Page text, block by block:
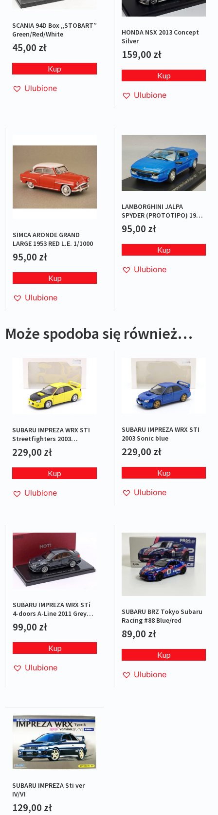
SCANIA 94D Box „STOBART”
Green/Red/White
45,00 zł
Kup
Ulubione
HONDA NSX 2013 Concept
Silver
159,00 zł
Kup
Ulubione
SIMCA ARONDE GRAND
LARGE 1953 RED L.E. 1/1000
95,00 zł
Kup
Ulubione
LAMBORGHINI JALPA
SPYDER (PROTOTIPO) 1987
BLUE L.E.1/1000
95,00 zł
Kup
Ulubione
Może spodoba się również…
SUBARU IMPREZA WRX STI
Streetfighters 2003
Yellow/black
229,00 zł
Kup
Ulubione
SUBARU IMPREZA WRX STI
2003 Sonic blue
229,00 zł
Kup
Ulubione
SUBARU IMPREZA WRX STi
4-doors A-Line 2011 Grey
metallic
99,00 zł
Kup
Ulubione
SUBARU BRZ Tokyo Subaru
Racing #88 Blue/red
89,00 zł
Kup
Ulubione
SUBARU IMPREZA Sti ver
IV/VI
129,00 zł